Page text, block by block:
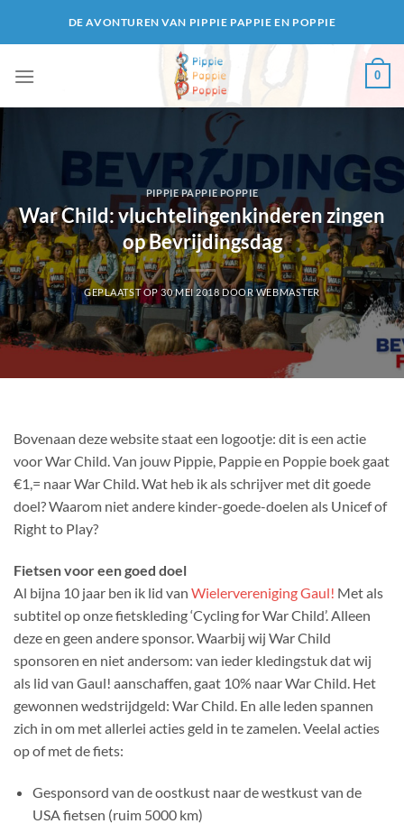
DE AVONTUREN VAN PIPPIE PAPPIE EN POPPIE
0
PIPPIE PAPPIE POPPIE
War Child: vluchtelingenkinderen zingen
op Bevrijdingsdag
GEPLAATST OP30 MEI 2018 DOORWEBMASTER
Bovenaan deze website staat een logootje: dit is een actie
voor War Child. Van jouw Pippie, Pappie en Poppie boek gaat
€1,= naar War Child. Wat heb ik als schrijver met dit goede
doel? Waarom niet andere kinder-goede-doelen als Unicef of
Right to Play?
Fietsen voor een goed doel
Al bijna 10 jaar ben ik lid van Wielervereniging Gaul! Met als
subtitel op onze fietskleding ‘Cycling for War Child’. Alleen
deze en geen andere sponsor. Waarbij wij War Child
sponsoren en niet andersom: van ieder kledingstuk dat wij
als lid van Gaul! aanschaffen, gaat 10% naar War Child. Het
gewonnen wedstrijdgeld: War Child. En alle leden spannen
zich in om met allerlei acties geld in te zamelen. Veelal acties
op of met de fiets:
Gesponsord van de oostkust naar de westkust van de
USA fietsen (ruim 5000 km)